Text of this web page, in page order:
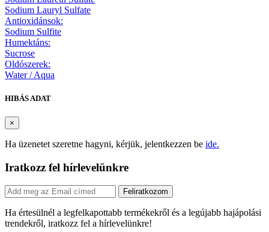
Sodium Lauryl Sulfate
Antioxidánsok:
Sodium Sulfite
Humektáns:
Sucrose
Oldószerek:
Water / Aqua
HIBÁS ADAT
×
Ha üzenetet szeretne hagyni, kérjük, jelentkezzen be ide.
Iratkozz fel hírlevelünkre
Feliratkozom
Ha értesülnél a legfelkapottabb termékekről és a legújabb hajápolási
trendekről, iratkozz fel a hírlevelünkre!